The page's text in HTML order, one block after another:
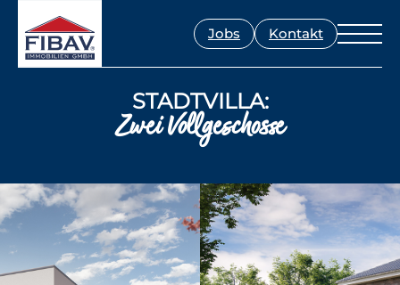
Jobs Kontakt
STADTVILLA:
Zwei Vollgeschosse